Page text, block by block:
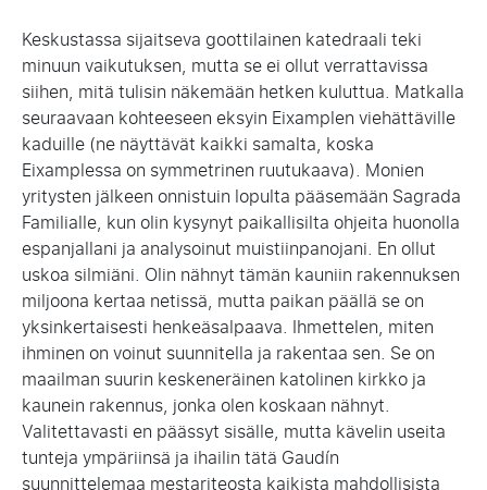
Keskustassa sijaitseva goottilainen katedraali teki
minuun vaikutuksen, mutta se ei ollut verrattavissa
siihen, mitä tulisin näkemään hetken kuluttua. Matkalla
seuraavaan kohteeseen eksyin Eixamplen viehättäville
kaduille (ne näyttävät kaikki samalta, koska
Eixamplessa on symmetrinen ruutukaava). Monien
yritysten jälkeen onnistuin lopulta pääsemään Sagrada
Familialle, kun olin kysynyt paikallisilta ohjeita huonolla
espanjallani ja analysoinut muistiinpanojani. En ollut
uskoa silmiäni. Olin nähnyt tämän kauniin rakennuksen
miljoona kertaa netissä, mutta paikan päällä se on
yksinkertaisesti henkeäsalpaava. Ihmettelen, miten
ihminen on voinut suunnitella ja rakentaa sen. Se on
maailman suurin keskeneräinen katolinen kirkko ja
kaunein rakennus, jonka olen koskaan nähnyt.
Valitettavasti en päässyt sisälle, mutta kävelin useita
tunteja ympäriinsä ja ihailin tätä Gaudín